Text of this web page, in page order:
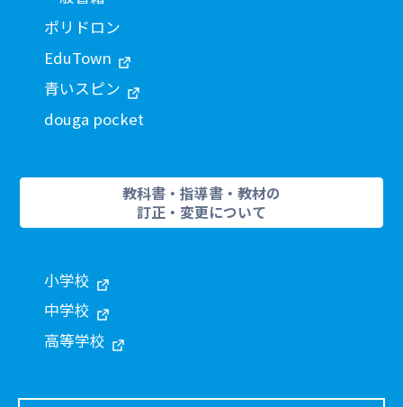
ポリドロン
EduTown
青いスピン
douga pocket
教科書・指導書・教材の
訂正・変更について
小学校
中学校
高等学校